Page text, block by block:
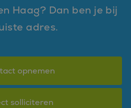
Haag? Dan ben je bij
adres.
opnemen
solliciteren